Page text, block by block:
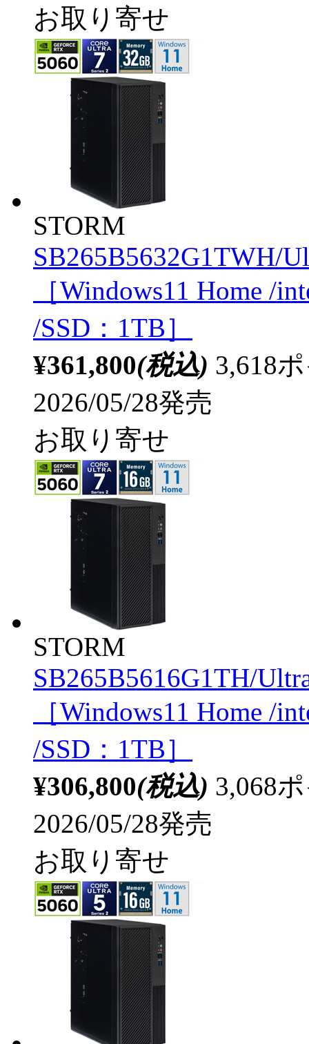
お取り寄せ
STORM
SB265B5632G1TWH/
［Windows11 Home /
/SSD：1TB］
¥361,800(税込) 3,618
2026/05/28発売
お取り寄せ
STORM
SB265B5616G1TH/
［Windows11 Home /
/SSD：1TB］
¥306,800(税込) 3,068
2026/05/28発売
お取り寄せ